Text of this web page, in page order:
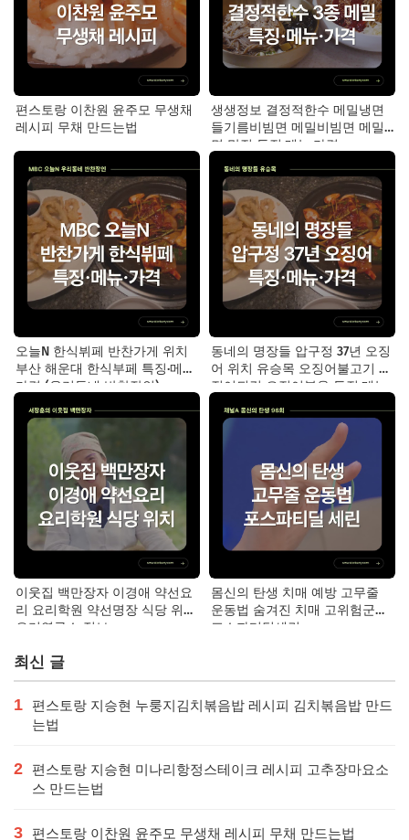
편스토랑 이찬원 윤주모 무생채
레시피 무채 만드는법
생생정보 결정적한수 메밀냉면
들기름비빔면 메밀비빔면 메밀
면 맛집 특징·메뉴·가격
오늘N 한식뷔페 반찬가게 위치
부산 해운대 한식부페 특징·메뉴·
가격 (우리동네 반찬장인)
동네의 명장들 압구정 37년 오징
어 위치 유승목 오징어불고기 오
징어튀김 오징어볶음 특징·메뉴·
이웃집 백만장자 이경애 약선요
리 요리학원 약선명장 식당 위치
요리연구소 정보
몸신의 탄생 치매 예방 고무줄
운동법 숨겨진 치매 고위험군｜
포스파티딜세린
최신 글
1
편스토랑 지승현 누룽지김치볶음밥 레시피 김치볶음밥 만드
는법
2
편스토랑 지승현 미나리항정스테이크 레시피 고추장마요소
스 만드는법
3 편스토랑 이찬원 윤주모 무생채 레시피 무채 만드는법